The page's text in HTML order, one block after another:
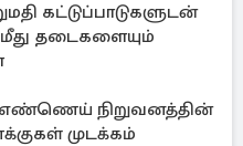
கட்டுப்பாடுகளுடன்
தடைகளையும்
எண்ணெய் நிறுவனத்தின்
முடக்கம்